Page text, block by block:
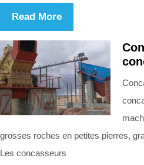
Read More
grosses roches en petites pierres,
Les concasseurs